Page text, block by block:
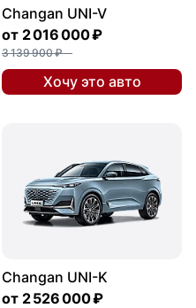
Changan UNI-V
от 2 016 000 ₽
3 139 900 ₽
Хочу это авто
Changan UNI-K
от 2 526 000 ₽